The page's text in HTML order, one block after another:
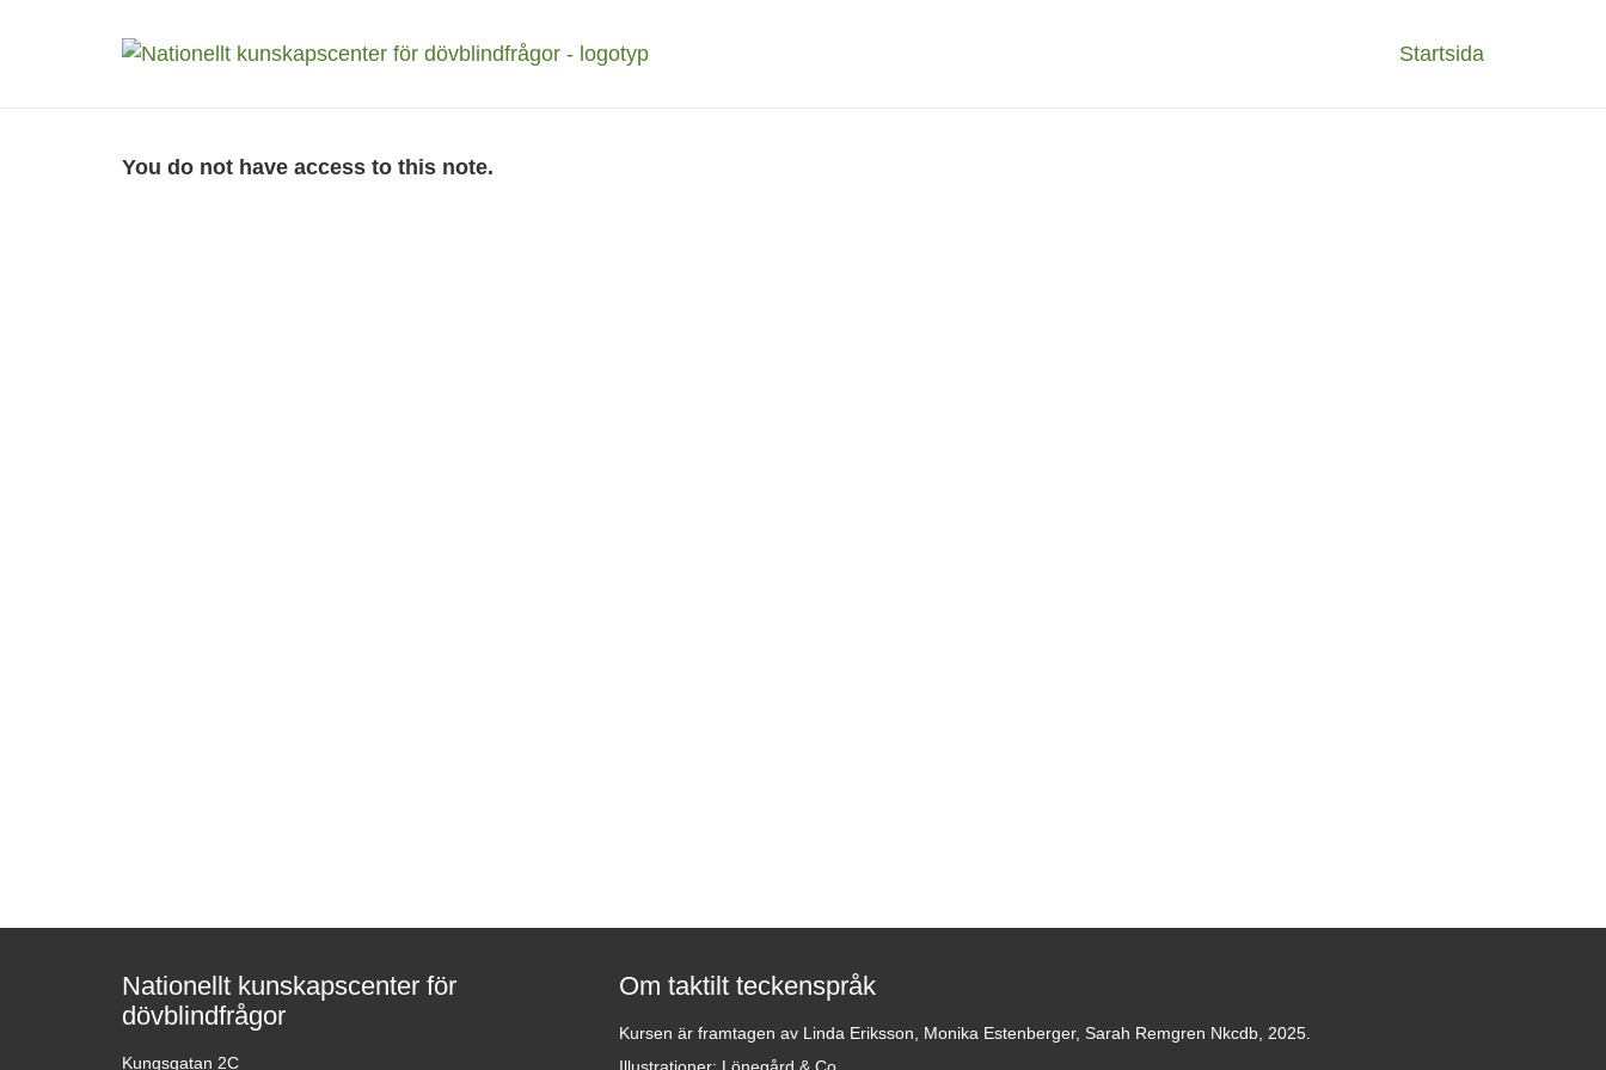
Startsida
You do not have access to this note.
Nationellt kunskapscenter för
dövblindfrågor
Kungsgatan 2C
Om taktilt teckenspråk
Kursen är framtagen av Linda Eriksson, Monika Estenberger, Sarah Remgren Nkcdb, 2025.